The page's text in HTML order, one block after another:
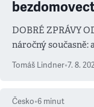
DOBRÉ ZPRÁVY
náročný současně:
Tomáš Lindner•7. 8.
Česko•6 minut